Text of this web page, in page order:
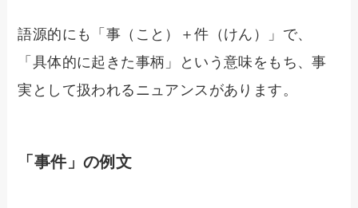
語源的にも「事（こと）＋件（けん）」で、
「具体的に起きた事柄」という意味をもち、事
実として扱われるニュアンスがあります。
「事件」の例文